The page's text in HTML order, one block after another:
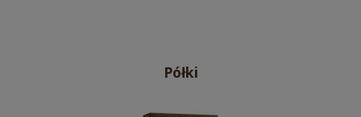
Półki